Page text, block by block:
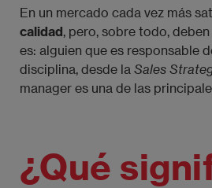
En un mercado cada vez más
calidad, pero, sobre todo,
es: alguien que es responsable
disciplina, desde la Sales
manager es una de las
¿Qué